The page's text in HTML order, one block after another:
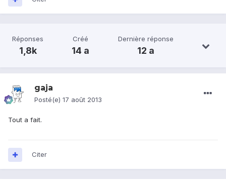
Réponses
1,8k
Créé
14 a
Dernière réponse
12 a
gaja
Posté(e) 17 août 2013
Tout a fait.
Citer